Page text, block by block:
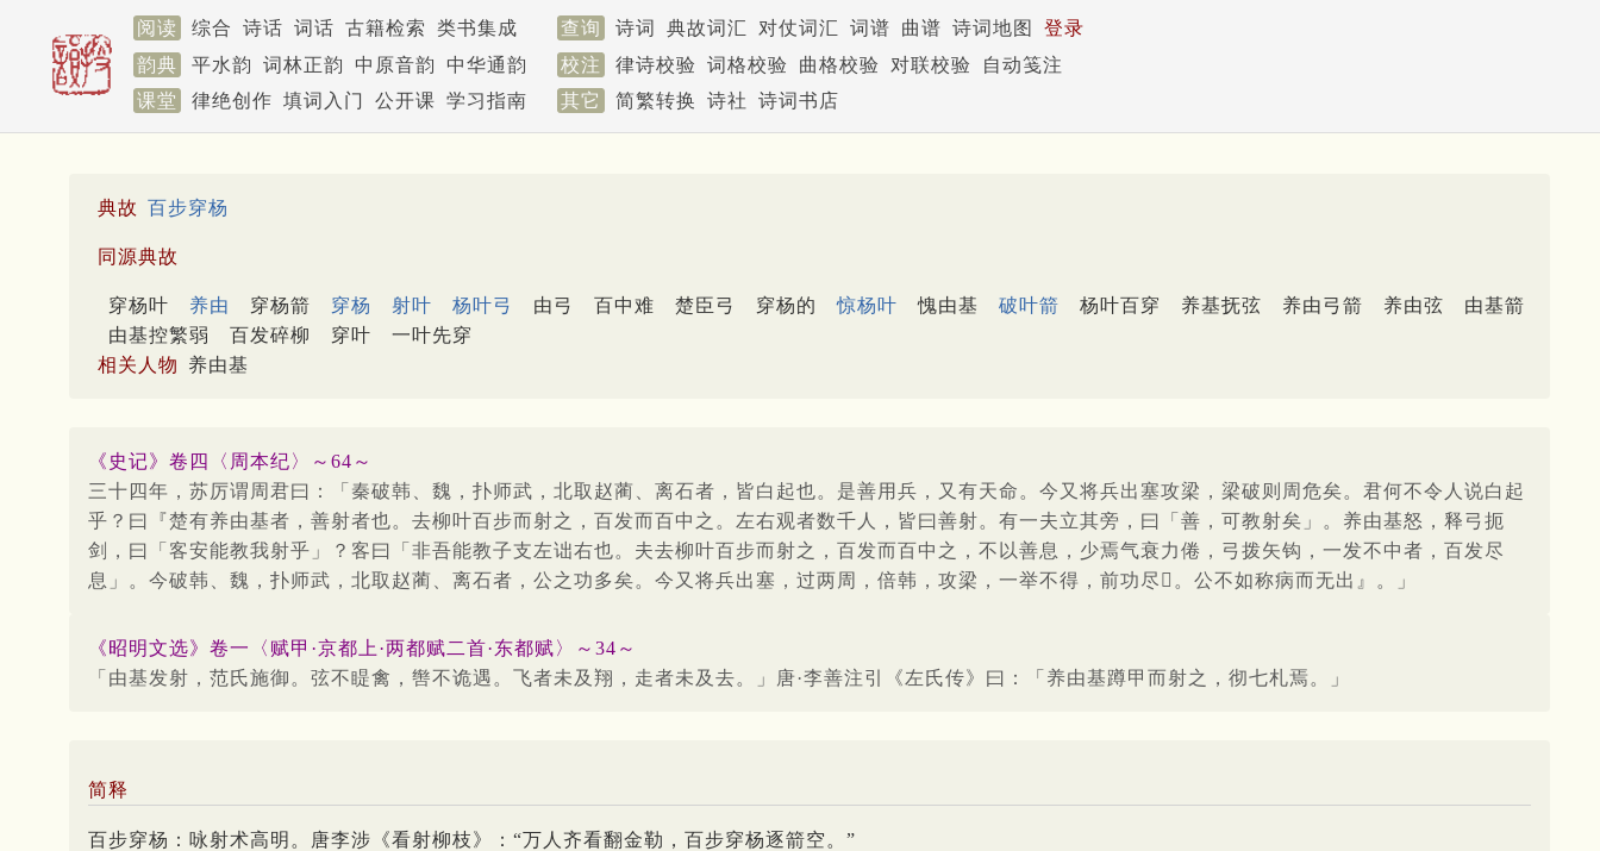
阅读 综合 诗话 词话 古籍检索 类书集成 查询 诗词 典故词汇 对仗词汇 词谱 曲谱 诗词地图
登录
韵典
平水韵 词林正韵 中原音韵 中华通韵 校注 律诗校验 词格校验 曲格校验 对联校验
自动笺注
课堂
律绝创作 填词入门 公开课 学习指南 其它 简繁转换 诗社 诗词书店
典故 百步穿杨
同源典故
穿杨叶 养由 穿杨箭 穿杨 射叶 杨叶弓 由弓 百中难 楚臣弓 穿杨的 惊杨叶 愧由基 破叶箭 杨叶百穿 养基抚弦 养由弓箭 养由弦
由基箭
由基控繁弱
百发碎柳 穿叶
一叶先穿
相关人物
养由基
《史记》卷四〈周本纪〉～64～
三十四年，苏厉谓周君曰：「秦破韩、魏，扑师武，北取赵蔺、离石者，皆白起也。是善用兵，又有天命。今又将兵出塞攻梁，梁破则周危矣。君何不令人说白起
乎？曰『楚有养由基者，善射者也。去柳叶百步而射之，百发而百中之。左右观者数千人，皆曰善射。有一夫立其旁，曰「善，可教射矣」。养由基怒，释弓扼
剑，曰「客安能教我射乎」？客曰「非吾能教子支左诎右也。夫去柳叶百步而射之，百发而百中之，不以善息，少焉气衰力倦，弓拨矢钩，一发不中者，百发尽
息」。今破韩、魏，扑师武，北取赵蔺、离石者，公之功多矣。今又将兵出塞，过两周，倍韩，攻梁，一举不得，前功尽。公不如称病而无出』。」
《昭明文选》卷一〈赋甲·京都上·两都赋二首·东都赋〉～34～
「由基发射，范氏施御。弦不睼禽，辔不诡遇。飞者未及翔，走者未及去。」唐·李善注引《左氏传》曰：「养由基蹲甲而射之，彻七札焉。」
简释
百步穿杨：咏射术高明。唐李涉《看射柳枝》：“万人齐看翻金勒，百步穿杨逐箭空。”